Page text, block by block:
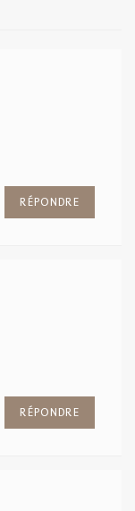
RÉPONDRE
RÉPONDRE